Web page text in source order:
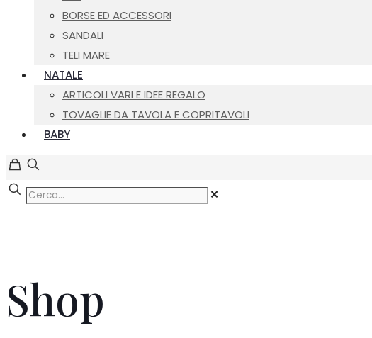
BORSE ED ACCESSORI
SANDALI
TELI MARE
NATALE
ARTICOLI VARI E IDEE REGALO
TOVAGLIE DA TAVOLA E COPRITAVOLI
BABY
✕
Shop